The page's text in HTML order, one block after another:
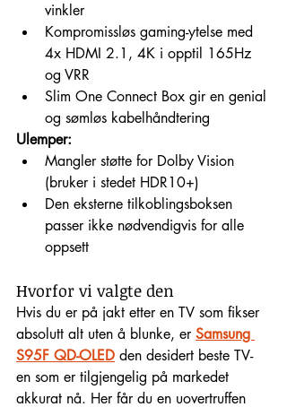
vinkler
Kompromissløs gaming-ytelse med
4x HDMI 2.1, 4K i opptil 165Hz
og VRR
Slim One Connect Box gir en genial
og sømløs kabelhåndtering
Ulemper:
Mangler støtte for Dolby Vision
(bruker i stedet HDR10+)
Den eksterne tilkoblingsboksen
passer ikke nødvendigvis for alle
oppsett
Hvorfor vi valgte den
Hvis du er på jakt etter en TV som fikser
absolutt alt uten å blunke, er Samsung
S95F QD-OLED den desidert beste TV-
en som er tilgjengelig på markedet
akkurat nå. Her får du en uovertruffen